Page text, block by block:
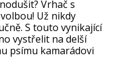
Vrhač s
Už nikdy
S touto vynikající
vystřelit na delší
psímu kamarádovi